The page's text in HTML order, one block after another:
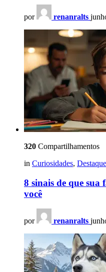
por renanralts
320 Compartilhamentos
in Curiosidades,
8 sinais de que sua
você
por renanralts